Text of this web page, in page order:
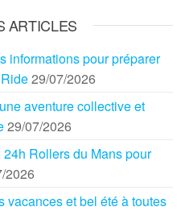
ARTICLES
informations pour préparer
29/07/2026
aventure collective et
29/07/2026
24h Rollers du Mans pour
2026
et bel été à toutes